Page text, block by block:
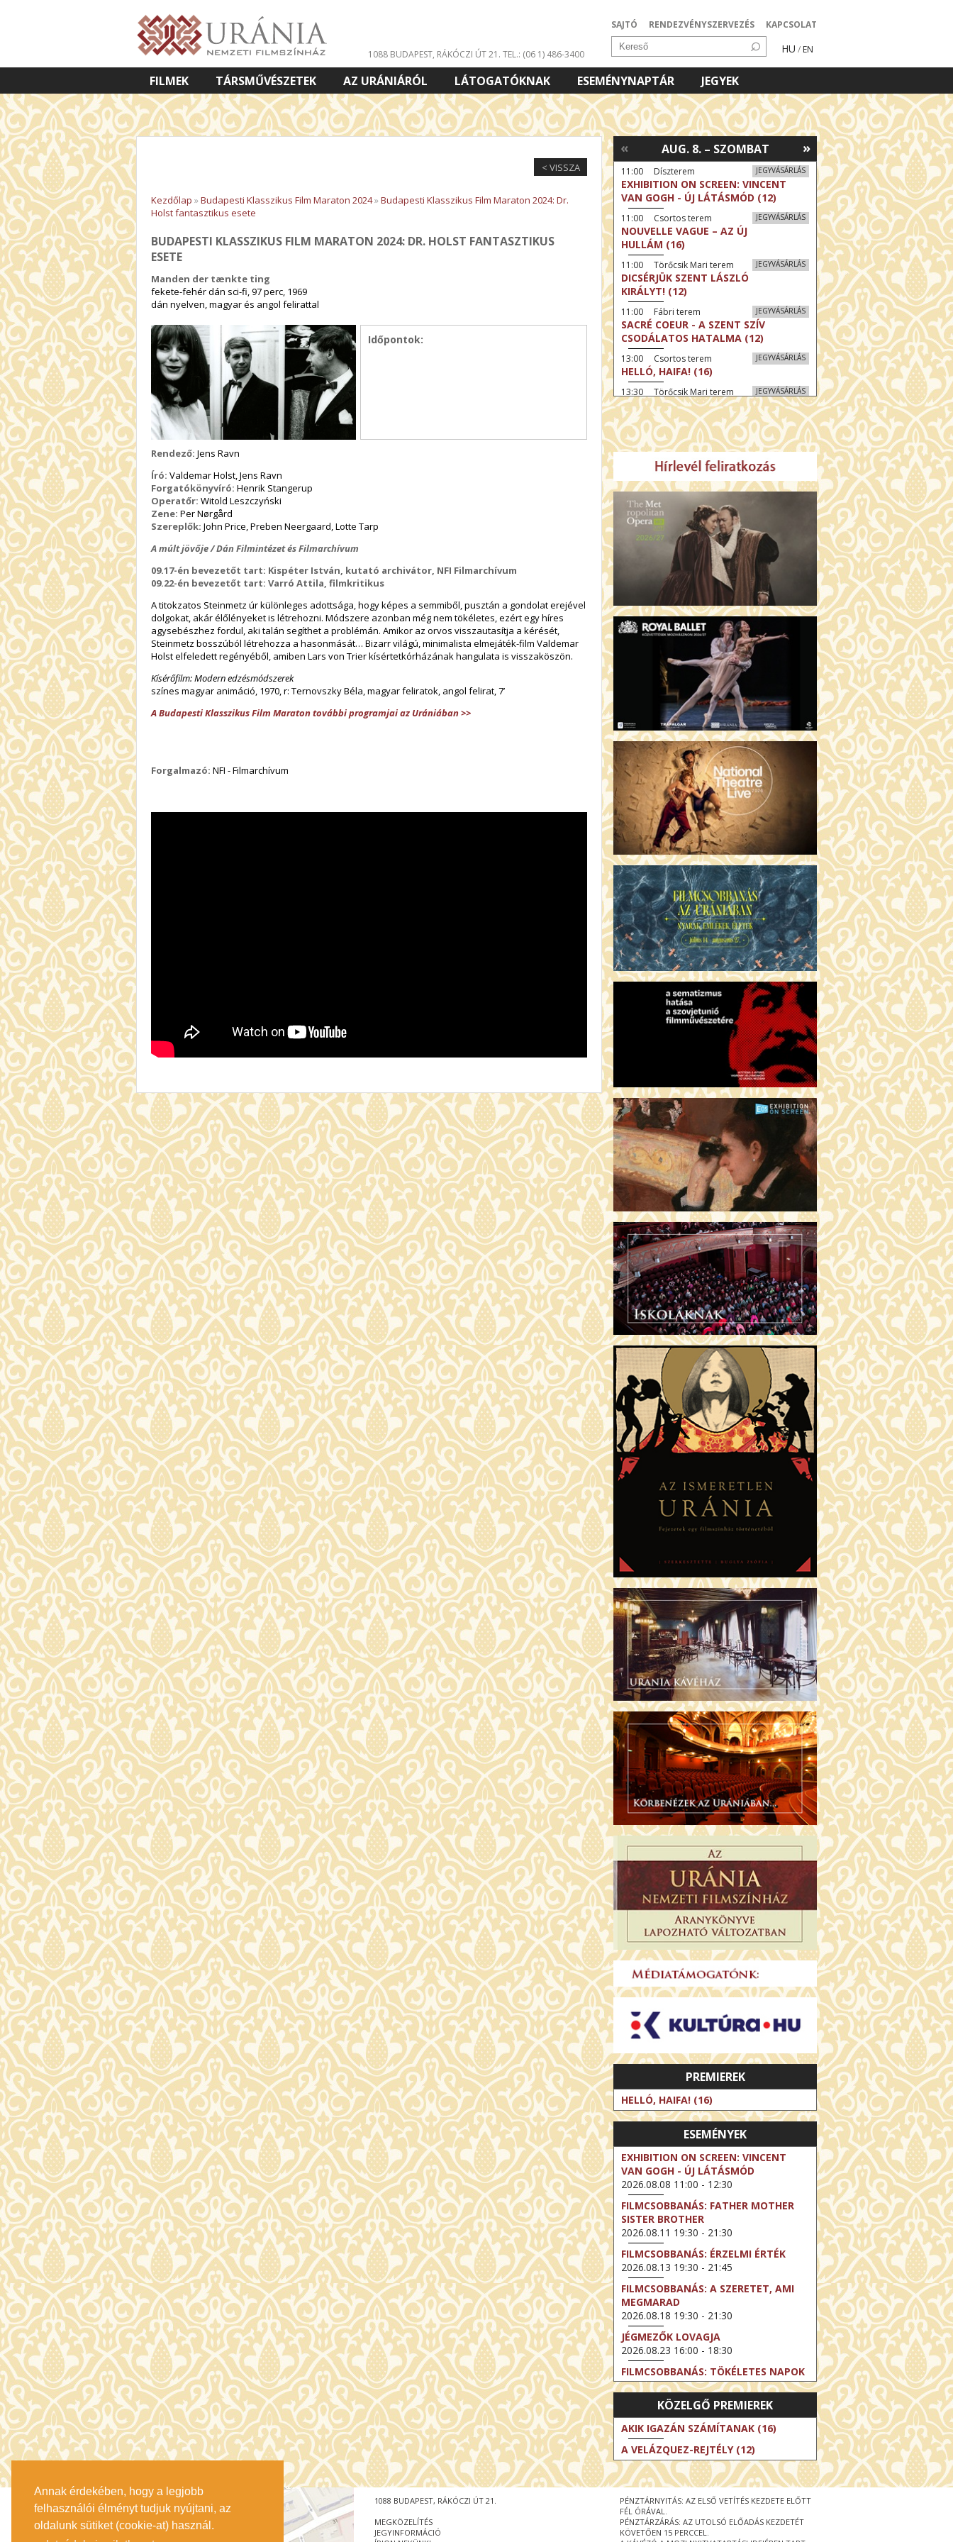
Annak érdekében, hogy a legjobb
felhasználói élményt tudjuk nyújtani, az
oldalunk sütiket (cookie-at) használ.
SAJTÓ RENDEZVÉNYSZERVEZÉS KAPCSOLAT
HU / EN
1088 BUDAPEST, RÁKÓCZI ÚT 21. TEL.: (06 1) 486-3400
FILMEK TÁRSMŰVÉSZETEK AZ URÁNIÁRÓL LÁTOGATÓKNAK ESEMÉNYNAPTÁR
JEGYEK
VETÍTETT KÉPES ELŐADÁSOK
< VISSZA
Kezdőlap »Budapesti Klasszikus Film Maraton 2024»Budapesti Klasszikus Film Maraton 2024: Dr.
Holst fantasztikus esete
BUDAPESTI KLASSZIKUS FILM MARATON 2024: DR. HOLST FANTASZTIKUS
ESETE
Manden der tænkte ting
fekete-fehér dán sci-fi, 97 perc, 1969
dán nyelven, magyar és angol felirattal
Időpontok:
Rendező: Jens Ravn
Író: Valdemar Holst, Jens Ravn
Forgatókönyvíró: Henrik Stangerup
Operatőr: Witold Leszczyński
Zene: Per Nørgård
Szereplők: John Price, Preben Neergaard, Lotte Tarp
A múlt jövője / Dán Filmintézet és Filmarchívum
09.17-én bevezetőt tart: Kispéter István, kutató archivátor, NFI Filmarchívum
09.22-én bevezetőt tart: Varró Attila, filmkritikus
A titokzatos Steinmetz úr különleges adottsága, hogy képes a semmiből, pusztán a gondolat erejével
dolgokat, akár élőlényeket is létrehozni. Módszere azonban még nem tökéletes, ezért egy híres
agysebészhez fordul, aki talán segíthet a problémán. Amikor az orvos visszautasítja a kérését,
Steinmetz bosszúból létrehozza a hasonmását… Bizarr világú, minimalista elmejáték-film Valdemar
Holst elfeledett regényéből, amiben Lars von Trier kísértetkórházának hangulata is visszaköszön.
Kísérőfilm: Modern edzésmódszerek
színes magyar animáció, 1970, r: Ternovszky Béla, magyar feliratok, angol felirat, 7’
A Budapesti Klasszikus Film Maraton további programjai az Urániában >>
Forgalmazó: NFI - Filmarchívum
»
AUG. 8. – SZOMBAT
«
JEGYVÁSÁRLÁS
11:00 Díszterem
EXHIBITION ON SCREEN: VINCENT
VAN GOGH - ÚJ LÁTÁSMÓD (12)
JEGYVÁSÁRLÁS
11:00 Csortos terem
NOUVELLE VAGUE – AZ ÚJ
HULLÁM (16)
JEGYVÁSÁRLÁS
11:00 Törőcsik Mari terem
DICSÉRJÜK SZENT LÁSZLÓ
KIRÁLYT! (12)
JEGYVÁSÁRLÁS
11:00 Fábri terem
SACRÉ COEUR - A SZENT SZÍV
CSODÁLATOS HATALMA (12)
JEGYVÁSÁRLÁS
13:00 Csortos terem
HELLÓ, HAIFA! (16)
JEGYVÁSÁRLÁS
13:30 Törőcsik Mari terem
A KEGYELEM (16)
JEGYVÁSÁRLÁS
13:30 Díszterem
MAGYAR MENYEGZŐ (12)
14:30 Fábri terem
MESSZI ÉSZAK (12)
JEGYVÁSÁRLÁS
15:00 Csortos terem
MOHÁCS – VILÁGOK HARCA (12)
15:30 Díszterem
ODÜSSZEIA (16)
JEGYVÁSÁRLÁS
16:00 Törőcsik Mari terem
TALÁLKOZÁS A BUDDHÁVAL (12)
JEGYVÁSÁRLÁS
17:00 Fábri terem
MOMO (12)
17:00 Csortos terem
ARGENTIN TÖRTÉNETEK (16)
19:00 Fábri terem
AZ ÖRDÖG PRADÁT VISEL 2. (12)
19:00 Csortos terem
ÁDÁM ALMÁI (16)
JEGYVÁSÁRLÁS
19:00 Törőcsik Mari terem
HOGYAN TUDNÉK ÉLNI
NÉLKÜLED? (12)
JEGYVÁSÁRLÁS
19:00 Díszterem
ODÜSSZEIA (16)
PREMIEREK
HELLÓ, HAIFA! (16)
ESEMÉNYEK
EXHIBITION ON SCREEN: VINCENT
VAN GOGH - ÚJ LÁTÁSMÓD
2026.08.08 11:00 - 12:30
FILMCSOBBANÁS: FATHER MOTHER
SISTER BROTHER
2026.08.11 19:30 - 21:30
FILMCSOBBANÁS: ÉRZELMI ÉRTÉK
2026.08.13 19:30 - 21:45
FILMCSOBBANÁS: A SZERETET, AMI
MEGMARAD
2026.08.18 19:30 - 21:30
JÉGMEZŐK LOVAGJA
2026.08.23 16:00 - 18:30
FILMCSOBBANÁS: TÖKÉLETES NAPOK
2026.08.25 19:30 - 21:45
FILMCSOBBANÁS: IFJÚSÁG
2026.08.27 19:30 - 21:30
EXHIBITION ON SCREEN: VINCENT
VAN GOGH - ÚJ LÁTÁSMÓD
2026.08.30 11:00 - 12:30
NT LIVE / DAVID IRELAND: THE FIFTH
STEP
2026.09.01 19:00 - 21:00
BERLIN ELESTE
KÖZELGŐ PREMIEREK
AKIK IGAZÁN SZÁMÍTANAK (16)
A VELÁZQUEZ-REJTÉLY (12)
PÉNZTÁRNYITÁS: AZ ELSŐ VETÍTÉS KEZDETE ELŐTT
FÉL ÓRÁVAL.
PÉNZTÁRZÁRÁS: AZ UTOLSÓ ELŐADÁS KEZDETÉT
KÖVETŐEN 15 PERCCEL.
1088 BUDAPEST, RÁKÓCZI ÚT 21.
MEGKÖZELÍTÉS
JEGYINFORMÁCIÓ